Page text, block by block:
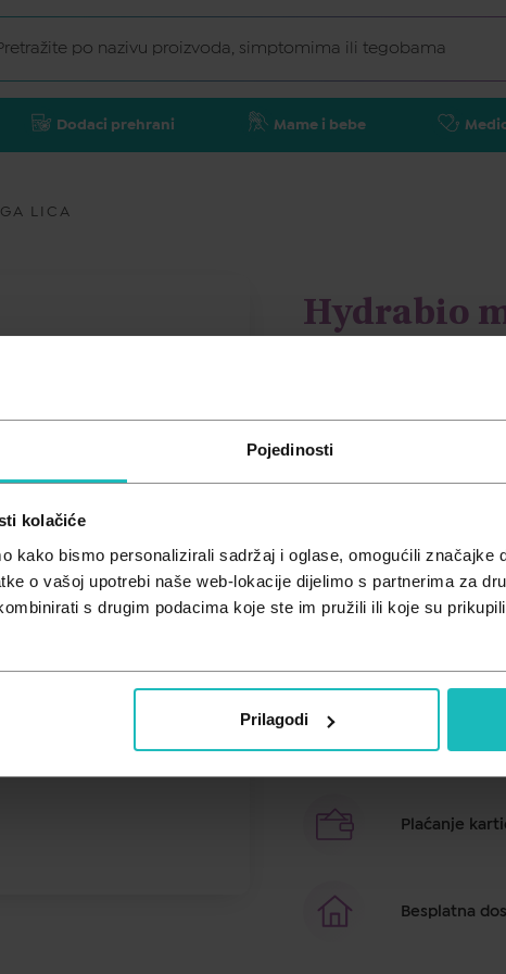
Pojedinosti
kolačiće
kako bismo personalizirali sadržaj i oglase, omogućili značajke
o vašoj upotrebi naše web-lokacije dijelimo s partnerima za
s drugim podacima koje ste im pružili ili koje su
Prilagodi
Dodaci prehrani Mame i bebe
LICA
Hydrabio
11,95
Osvježavajuća maglica u
kožu.
Plaćanje
Besplatna